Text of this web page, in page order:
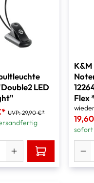
LED
UVP:29,90 €*
K&M
Flex